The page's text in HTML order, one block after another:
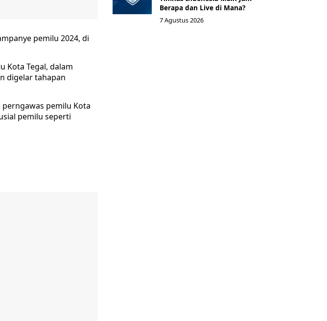
pemilu 2024, di
Kota Tegal, dalam
digelar tahapan
pemilu Kota
pemilu seperti
Berapa dan Live di Mana?
7 Agustus 2026